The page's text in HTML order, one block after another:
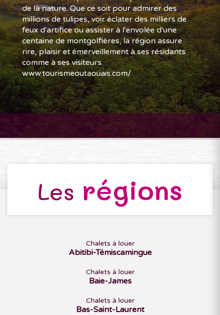
de la nature. Que ce soit pour admirer des
millions de tulipes, voir éclater des milliers de
feux d'artifice ou assister à l'envolée d'une
centaine de montgolfières, la région assure
rire, plaisir et émerveillement à ses résidants
comme à ses visiteurs.
www.tourismeoutaouais.com/
Les régions
Chalets à louer
Abitibi-Témiscamingue
Chalets à louer
Baie-James
Chalets à louer
Bas-Saint-Laurent